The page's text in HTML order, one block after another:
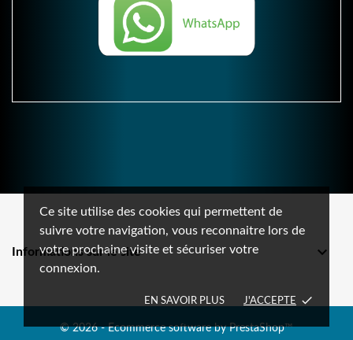
Ce site utilise des cookies qui permettent de
suivre votre navigation, vous reconnaitre lors de
votre prochaine visite et sécuriser votre
connexion.
EN SAVOIR PLUS J'ACCEPTE done
Informations sur le site 
© 2026 - Ecommerce software by PrestaShop™